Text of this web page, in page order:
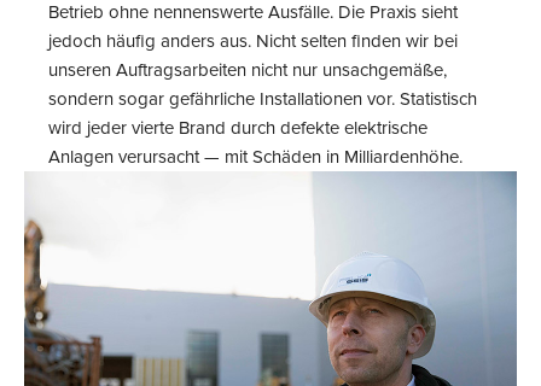
Betrieb ohne nennenswerte Ausfälle. Die Praxis sieht
jedoch häufig anders aus. Nicht selten finden wir bei
unseren Auftragsarbeiten nicht nur unsachgemäße,
sondern sogar gefährliche Installationen vor. Statistisch
wird jeder vierte Brand durch defekte elektrische
Anlagen verursacht — mit Schäden in Milliardenhöhe.